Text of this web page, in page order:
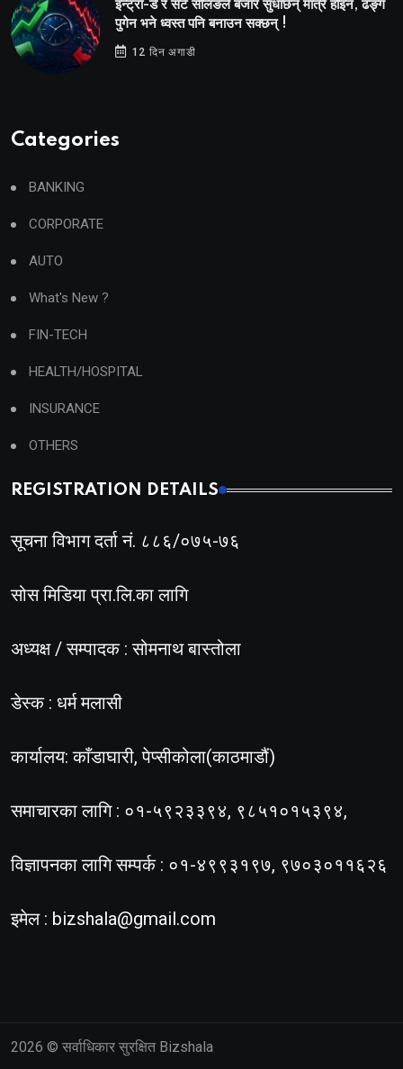
इन्ट्रा-डे र सर्ट सेलिङले बजार सुधार्छन् मात्रै होइन, ढङ्ग
पुगेन भने ध्वस्त पनि बनाउन सक्छन् !
12 दिन अगाडी
Categories
BANKING
CORPORATE
AUTO
What's New ?
FIN-TECH
HEALTH/HOSPITAL
INSURANCE
OTHERS
REGISTRATION DETAILS
सूचना विभाग दर्ता नं. ८८६/०७५-७६
सोस मिडिया प्रा.लि.का लागि
अध्यक्ष / सम्पादक : सोमनाथ बास्तोला
डेस्क : धर्म मलासी
कार्यालय: काँडाघारी, पेप्सीकोला(काठमाडौं)
समाचारका लागि : ०१-५९२३३९४, ९८५१०१५३९४,
विज्ञापनका लागि सम्पर्क : ०१-४९९३१९७, ९७०३०११६२६
इमेल : bizshala@gmail.com
2026 © सर्वाधिकार सुरक्षित Bizshala